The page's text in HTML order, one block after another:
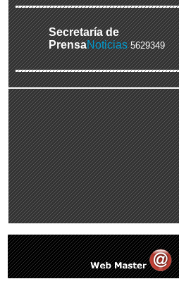
Secretaría de
PrensaNoticias 5629349